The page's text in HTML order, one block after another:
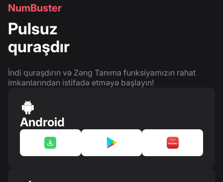
NumBuster
Pulsuz
quraşdır
İndi quraşdırın və Zəng Tanıma funksiyamızın rahat
imkanlarından istifadə etməyə başlayın!
Android